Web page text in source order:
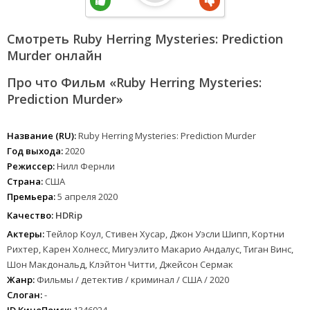
Смотреть Ruby Herring Mysteries: Prediction
Murder онлайн
Про что Фильм «Ruby Herring Mysteries:
Prediction Murder»
Название (RU):Ruby Herring Mysteries: Prediction Murder
Год выхода:2020
Режиссер:Нилл Фернли
Страна: США
Премьера:5 апреля 2020
Качество: HDRip
Актеры:Тейлор Коул, Стивен Хусар, Джон Уэсли Шипп, Кортни
Рихтер, Карен Холнесс, Мигуэлито Макарио Андалус, Тиган Винс,
Шон Макдональд, Клэйтон Читти, Джейсон Сермак
Жанр: Фильмы / детектив / криминал / США / 2020
Слоган:-